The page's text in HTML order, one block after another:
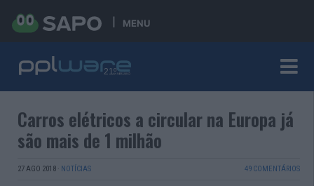
MENU
Carros elétricos a circular na Europa já
são mais de 1 milhão
27 AGO 2018 · NOTÍCIAS 49 COMENTÁRIOS